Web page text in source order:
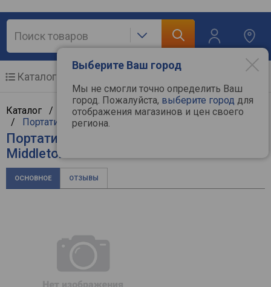
Выберите Ваш город
Мы не смогли точно определить Ваш
город. Пожалуйста, выберите город для
отображения магазинов и цен своего
региона.
Каталог
Каталог / Аудиотехника/Портативная аудиотехника
/ Портативные колонки
Портативная колонка Marshall
Middleton
ОСНОВНОЕ ОТЗЫВЫ